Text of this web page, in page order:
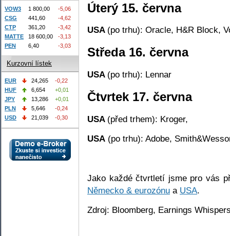
Úterý 15. června
USA (po trhu): Oracle, H&R Block,
Středa 16. června
USA (po trhu): Lennar
Čtvrtek 17. června
USA (před trhem): Kroger,
USA (po trhu): Adobe,
Jako každé čtvrtletí jsme pro vás
Německo & eurozónu a USA.
Zdroj: Bloomberg, Earnings
VOW3 1 800,00
-5,06
CSG
441,60
-4,62
CTP
361,20
-3,42
MATTE
18 600,00
-3,13
PEN
6,40 -3,03
Kurzovní lístek
EUR 24,265
-0,22
HUF
6,654
+0,01
JPY
13,286
+0,01
PLN
5,646
-0,24
USD
21,039 -0,30